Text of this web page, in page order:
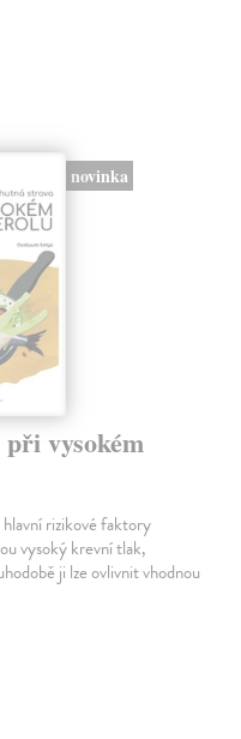
novinka
vysokém
rizikové faktory
vysoký krevní tlak,
ji lze ovlivnit vhodnou